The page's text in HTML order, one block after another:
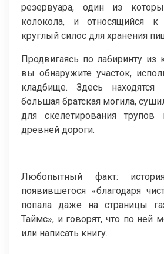
резервуара, один из
колокола, и относящийся
круглый силос для хранения
Продвигаясь по лабиринту из
вы обнаружите участок,
кладбище. Здесь находятся
большая братская могила,
для скелетирования
древней дороги.
Любопытный факт:
появившегося «благодаря
попала даже на страницы
Таймс», и говорят, что по ней
или написать книгу.